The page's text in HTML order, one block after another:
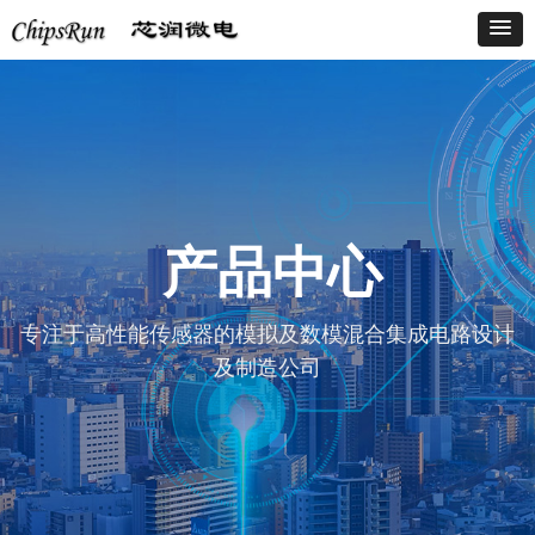
产品中心
专注于高性能传感器的模拟及数模混合集成电路设计
及制造公司